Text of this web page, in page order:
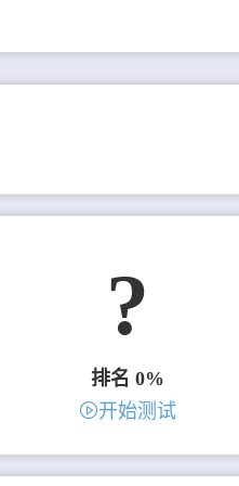
?
排名 0%
开始测试